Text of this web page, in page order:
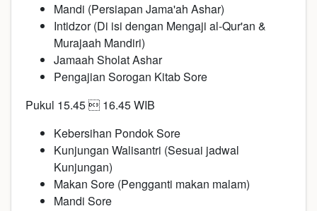
Mandi (Persiapan Jama'ah Ashar)
Intidzor (Di isi dengan Mengaji al-Qur'an &
Murajaah Mandiri)
Jamaah Sholat Ashar
Pengajian Sorogan Kitab Sore
Pukul 15.45  16.45 WIB
Kebersihan Pondok Sore
Kunjungan Walisantri (Sesuai jadwal
Kunjungan)
Makan Sore (Pengganti makan malam)
Mandi Sore